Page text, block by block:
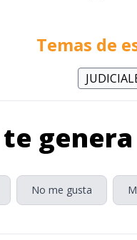
Temas de
te
No me gusta